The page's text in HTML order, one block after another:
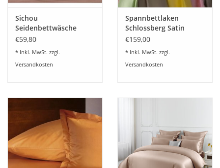
Sichou
Seidenbettwäsche
Satin blassbraun Uni
Maulbeerseide
€59,80
* Inkl. MwSt. zzgl.
Versandkosten
Spannbettlaken
Schlossberg Satin
Noblesse-schweizer
€159,00
* Inkl. MwSt. zzgl.
Versandkosten